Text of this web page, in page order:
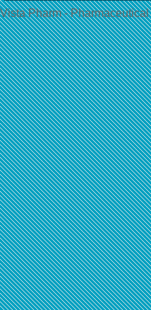
Vista Pharm -